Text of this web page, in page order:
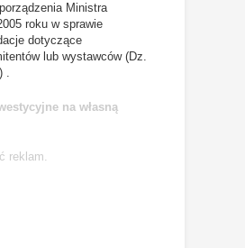
Ministra
roku w sprawie
dotyczące
lub wystawców (Dz.
.
na własną
reklam.